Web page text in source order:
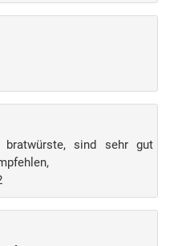
sind sehr gut